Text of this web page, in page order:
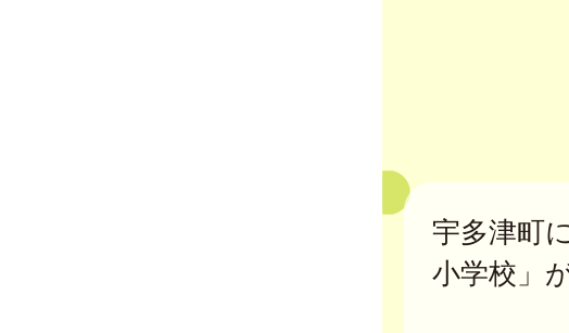
宇多津町
小学校」